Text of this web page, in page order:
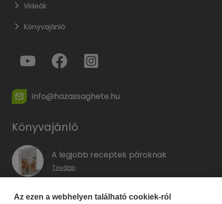
Videók
Könyvajánló
info@hazassaghete.hu
Könyvajánló
A legjobb receptek pároknak
Tovább
A hűség kódja – Hogyan előzd meg a
Az ezen a webhelyen található cookiek-ról